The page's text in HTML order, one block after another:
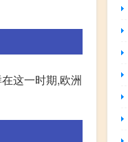
这一时期,欧洲